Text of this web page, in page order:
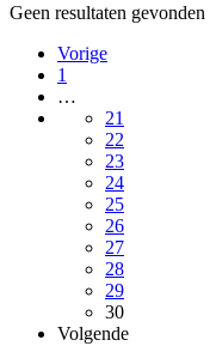
Geen resultaten gevonden
Vorige
1
…
21
22
23
24
25
26
27
28
29
30
Volgende